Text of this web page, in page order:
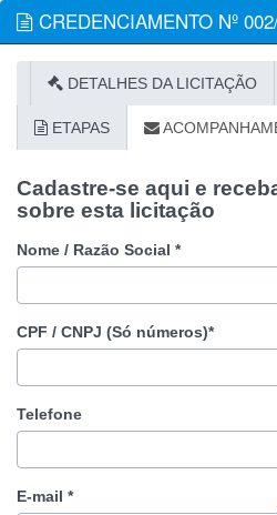
CREDENCIAMENTO Nº
DETALHES DA LICITAÇÃO
ETAPAS
Cadastre-se aqui e
sobre esta licitação
Nome / Razão Social *
CPF / CNPJ (Só números)*
Telefone
E-mail *